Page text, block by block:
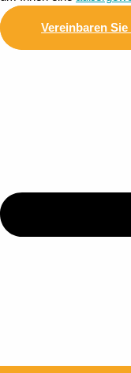
Vereinbaren